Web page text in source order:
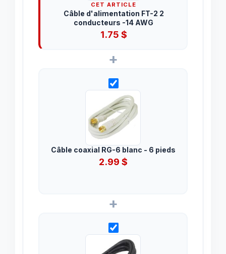
CET ARTICLE
Câble d'alimentation FT-2 2
conducteurs -14 AWG
1.75 $
+
Câble coaxial RG-6 blanc - 6 pieds
2.99 $
+